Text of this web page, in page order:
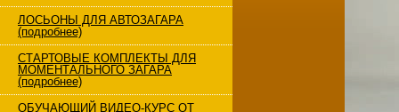
ЛОСЬОНЫ ДЛЯ АВТОЗАГАРА
(подробнее)
СТАРТОВЫЕ КОМПЛЕКТЫ ДЛЯ
МОМЕНТАЛЬНОГО ЗАГАРА
(подробнее)
ОБУЧАЮЩИЙ ВИДЕО-КУРС ОТ